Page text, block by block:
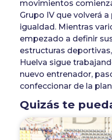
movimientos
Grupo IV que volverá
igualdad. Mientras
empezado a definir
estructuras
Huelva sigue
nuevo entrenador,
confeccionar de la
Quizás te